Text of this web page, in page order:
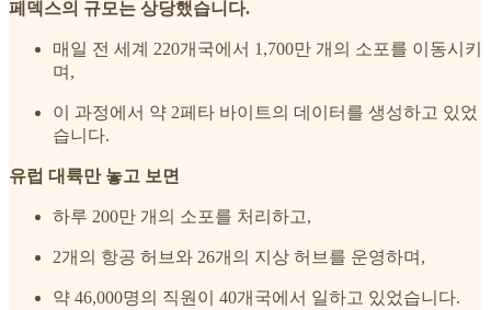
페덱스의 규모는 상당했습니다.
매일 전 세계 220개국에서 1,700만 개의 소포를 이동시키
며,
이 과정에서 약 2페타 바이트의 데이터를 생성하고 있었
습니다.
유럽 대륙만 놓고 보면
하루 200만 개의 소포를 처리하고,
2개의 항공 허브와 26개의 지상 허브를 운영하며,
약 46,000명의 직원이 40개국에서 일하고 있었습니다.